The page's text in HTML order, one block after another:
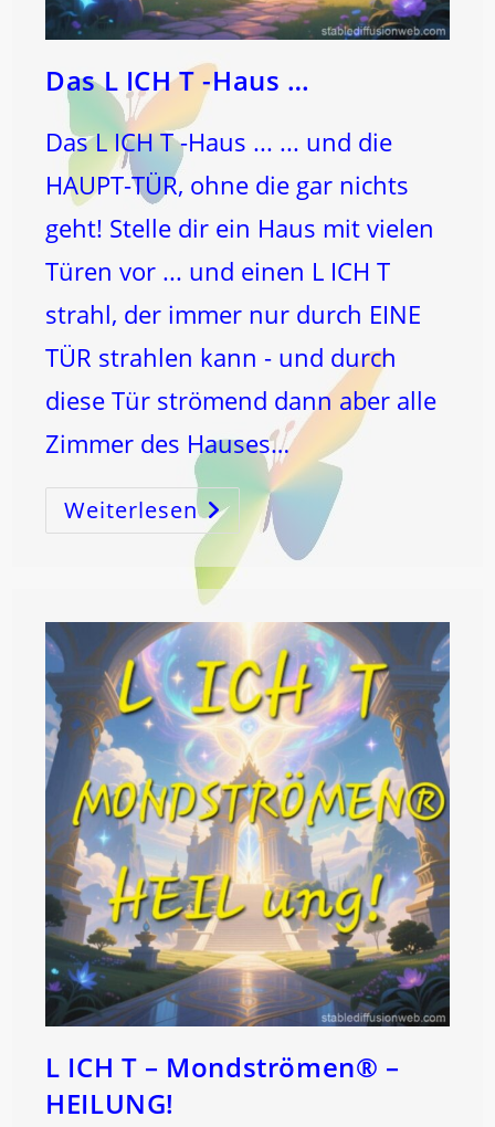
Das L ICH T -Haus …
Das L ICH T -Haus ... ... und die
HAUPT-TÜR, ohne die gar nichts
geht! Stelle dir ein Haus mit vielen
Türen vor ... und einen L ICH T
strahl, der immer nur durch EINE
TÜR strahlen kann - und durch
diese Tür strömend dann aber alle
Zimmer des Hauses…
WeiterlesenDas
L
ICH
T
-
Haus
…
L ICH T – Mondströmen® –
HEILUNG!